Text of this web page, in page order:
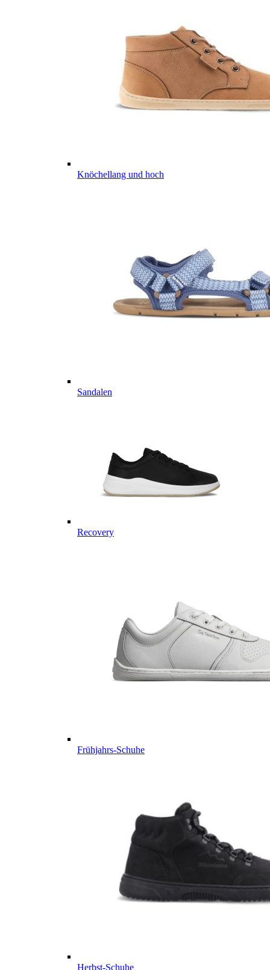
Knöchellang und hoch
Sandalen
Recovery
Frühjahrs-Schuhe
Herbst-Schuhe